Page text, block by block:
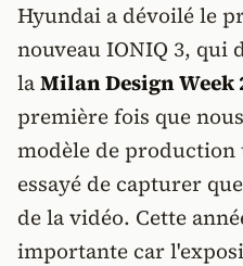
Hyundai a dévoilé le
nouveau IONIQ 3, qui
laMilan Design Week
première fois que
modèle de production
essayé de capturer
de la vidéo. Cette
importante car